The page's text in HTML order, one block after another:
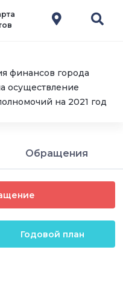
финансов города
осуществление
на 2021 год
Обращения
Годовой план